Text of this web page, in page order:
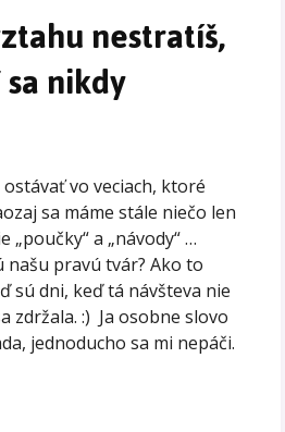
nestratíš,
nikdy
vo veciach, ktoré
sa máme stále niečo len
„poučky“ a „návody“ …
našu pravú tvár? Ako to
sú dni, keď tá návšteva nie
zdržala. :) Ja osobne slovo
jednoducho sa mi nepáči.